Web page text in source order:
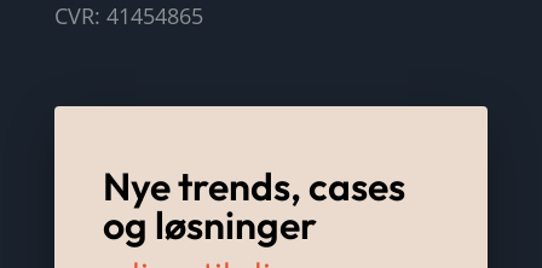
CVR: 41454865
Nye trends, cases
og løsninger